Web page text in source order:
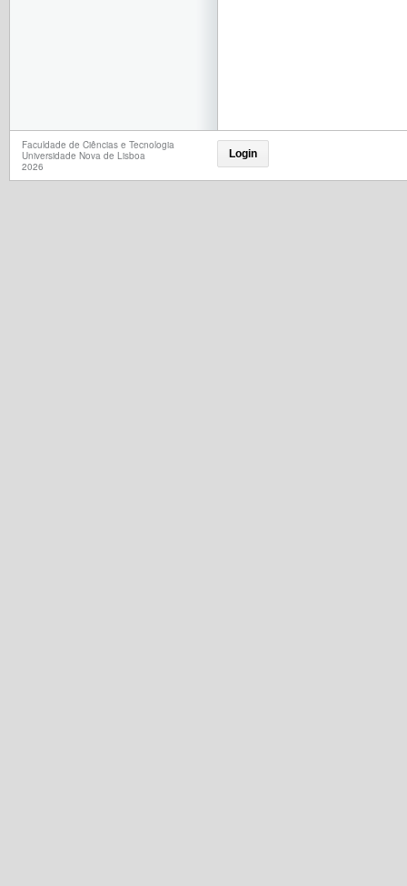
Faculdade de Ciências e Tecnologia
Universidade Nova de Lisboa
2026
Login